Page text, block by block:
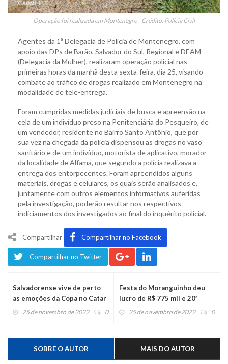
Operação foi realizada em Montenegro - Crédito: Polícia Civil
Agentes da 1ª Delegacia de Polícia de Montenegro, com
apoio das DPs de Barão, Salvador do Sul, Regional e DEAM
(Delegacia da Mulher), realizaram operação policial nas
primeiras horas da manhã desta sexta-feira, dia 25, visando
combate ao tráfico de drogas realizado em Montenegro na
modalidade de tele-entrega.
Foram cumpridas medidas judiciais de busca e apreensão na
cela de um indivíduo preso na Penitenciária do Pesqueiro, de
um vendedor, residente no Bairro Santo Antônio, que por
sua vez na chegada da polícia dispensou as drogas no vaso
sanitário e de um indivíduo, motorista de aplicativo, morador
da localidade de Alfama, que segundo a polícia realizava a
entrega dos entorpecentes. Foram apreendidos alguns
materiais, drogas e celulares, os quais serão analisados e,
juntamente com outros elementos informativos auferidas
pela investigação, poderão resultar nos respectivos
indiciamentos dos investigados ao final do inquérito policial.
Compartilhar Compartilhar no Facebook
Compartilhar no Twitter
Salvadorense vive de perto
as emoções da Copa no Catar
25 de novembro de 2022 0
Festa do Moranguinho deu
lucro de R$ 775 mil e 20ª
edição será em 2023
25 de novembro de 2022 0
SOBRE O AUTOR MAIS DO AUTOR